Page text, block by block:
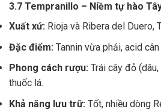
3.7 Tempranillo – Niềm tự hào
Xuất xứ: Rioja và Ribera del Duero,
Đặc điểm: Tannin vừa phải, acid
Phong cách rượu: Trái cây đỏ
thuốc lá.
Khả năng lưu trữ: Tốt, nhiều dòng